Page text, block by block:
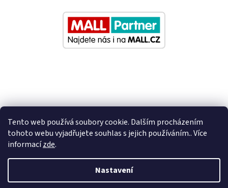
Tento web používá soubory cookie. Dalším procházením
tohoto webu vyjadřujete souhlas s jejich používáním.. Více
informacízde.
Nastavení
Nastavil tým EshopyUmíme.cz